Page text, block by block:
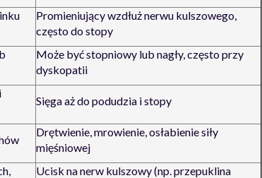
Promieniujący wzdłuż nerwu kulszowego,
często do stopy
Może być stopniowy lub nagły, często przy
dyskopatii
Sięga aż do podudzia i stopy
Drętwienie, mrowienie, osłabienie siły
mięśniowej
Ucisk na nerw kulszowy (np. przepuklina